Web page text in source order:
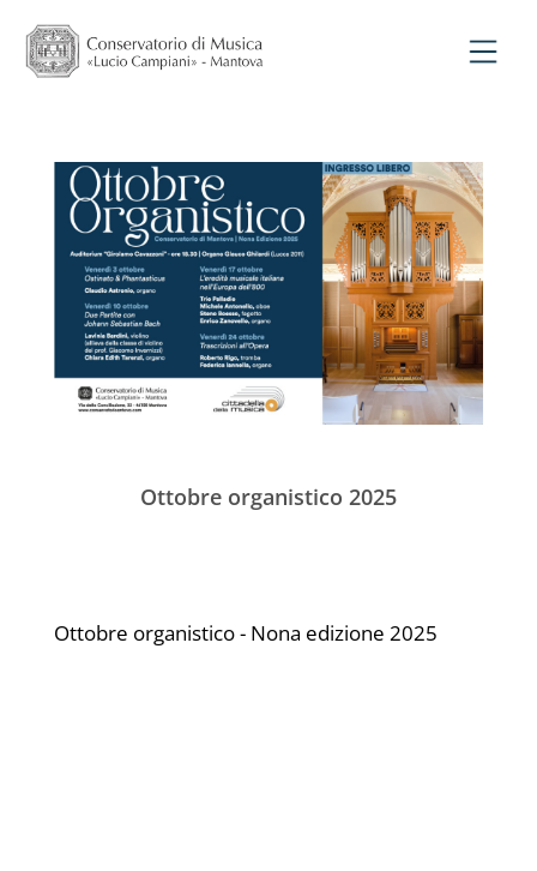
Ottobre organistico 2025
Ottobre organistico - Nona edizione 2025